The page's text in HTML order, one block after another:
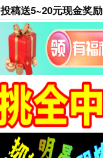
投稿送5~20元现金奖励